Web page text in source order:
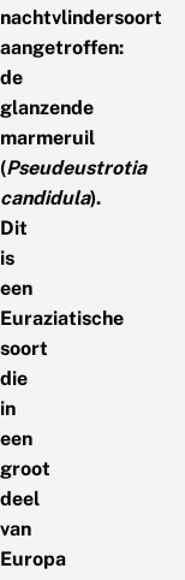
nachtvlindersoort
aangetroffen:
de
glanzende
marmeruil
(Pseudeustrotia
candidula).
Dit
is
een
Euraziatische
soort
die
in
een
groot
deel
van
Europa